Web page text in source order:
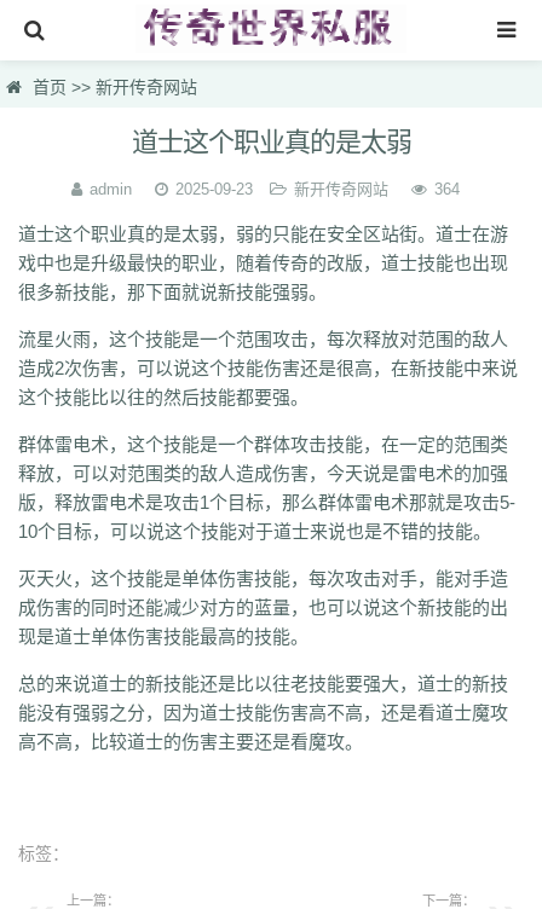
首页
找sf999传奇发布网
热门私服
新开传奇网站
新开传奇网站专区
首页 >> 新开传奇网站
道士这个职业真的是太弱
admin 2025-09-23 新开传奇网站 364
道士这个职业真的是太弱，弱的只能在安全区站街。道士在游
戏中也是升级最快的职业，随着传奇的改版，道士技能也出现
很多新技能，那下面就说新技能强弱。
流星火雨，这个技能是一个范围攻击，每次释放对范围的敌人
造成2次伤害，可以说这个技能伤害还是很高，在新技能中来说
这个技能比以往的然后技能都要强。
群体雷电术，这个技能是一个群体攻击技能，在一定的范围类
释放，可以对范围类的敌人造成伤害，今天说是雷电术的加强
版，释放雷电术是攻击1个目标，那么群体雷电术那就是攻击5-
10个目标，可以说这个技能对于道士来说也是不错的技能。
灭天火，这个技能是单体伤害技能，每次攻击对手，能对手造
成伤害的同时还能减少对方的蓝量，也可以说这个新技能的出
现是道士单体伤害技能最高的技能。
总的来说道士的新技能还是比以往老技能要强大，道士的新技
能没有强弱之分，因为道士技能伤害高不高，还是看道士魔攻
高不高，比较道士的伤害主要还是看魔攻。
标签：
上一篇： 下一篇：